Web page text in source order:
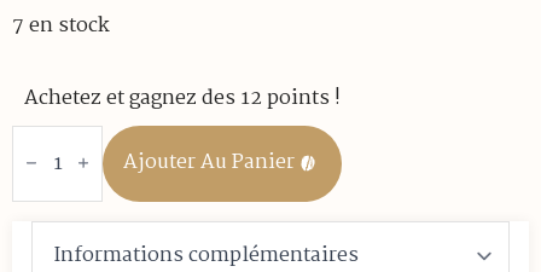
7 en stock
Achetez et gagnez des 12 points !
quantité
Thé
-
Jardin
Ajouter Au Panier